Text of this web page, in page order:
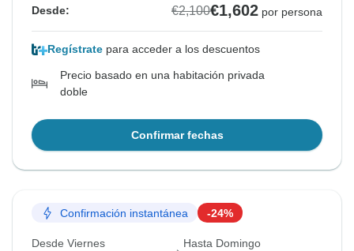
Desde: €2,100€1,602 por persona
Regístrate para acceder a los descuentos
Precio basado en una habitación privada
doble
Confirmar fechas
Confirmación instantánea -24%
Desde Viernes Hasta Domingo